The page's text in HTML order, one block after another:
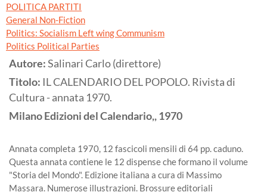
POLITICA PARTITI
General Non-Fiction
Politics: Socialism Left wing Communism
Politics Political Parties
Autore:Salinari Carlo (direttore)
Titolo: IL CALENDARIO DEL POPOLO. Rivista di
Cultura - annata 1970.
MilanoEdizioni del Calendario,,1970
Annata completa 1970, 12 fascicoli mensili di 64 pp. caduno.
Questa annata contiene le 12 dispense che formano il volume
"Storia del Mondo". Edizione italiana a cura di Massimo
Massara. Numerose illustrazioni. Brossure editoriali